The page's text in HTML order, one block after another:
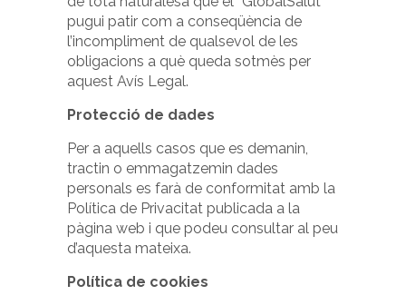
pugui patir com a conseqüència de
l’incompliment de qualsevol de les
obligacions a què queda sotmès per
aquest Avís Legal.
Protecció de dades
Per a aquells casos que es demanin,
tractin o emmagatzemin dades
personals es farà de conformitat amb la
Política de Privacitat publicada a la
pàgina web i que podeu consultar al peu
d’aquesta mateixa.
Política de cookies